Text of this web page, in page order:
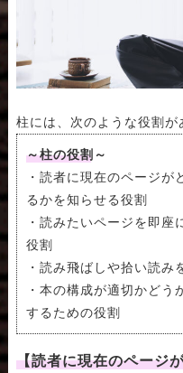
柱には、次のような役割が
～柱の役割～
・読者に現在のページが
るかを知らせる役割
・読みたいページを即
役割
・読み飛ばしや拾い読み
・本の構成が適切かどう
するための役割
【読者に現在のページ